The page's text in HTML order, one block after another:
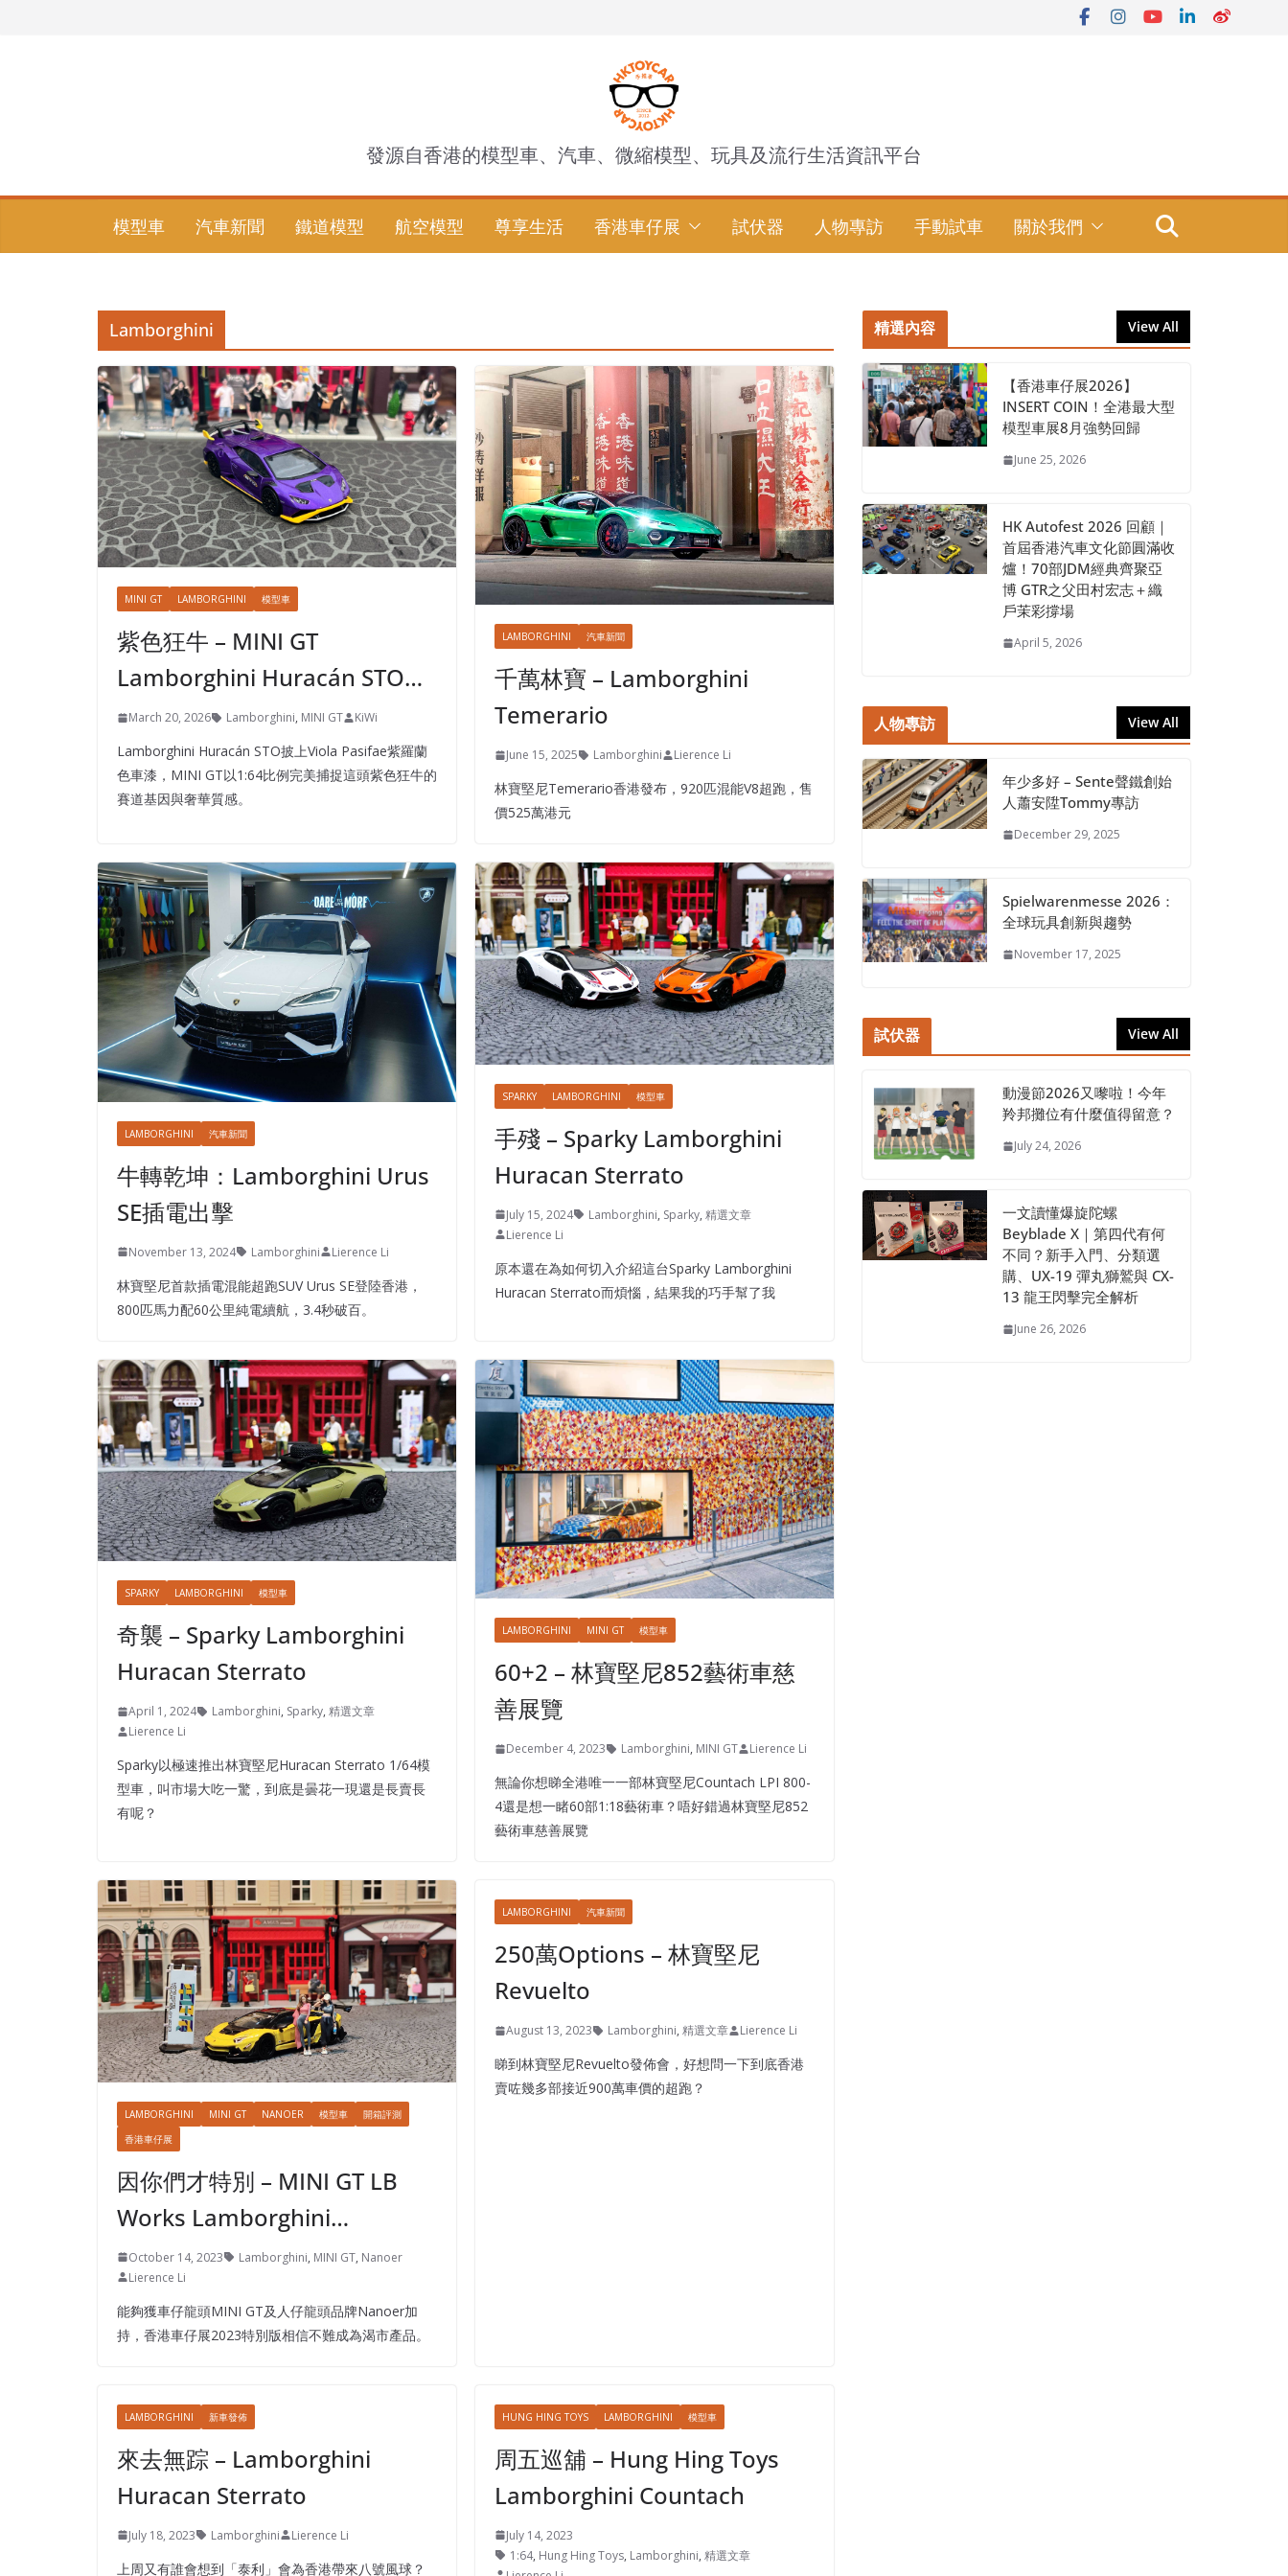
發源自香港的模型車、汽車、微縮模型、玩具及流行生活資訊平台
模型車 汽車新聞 鐵道模型 航空模型 尊享生活 香港車仔展 試伏器 人物專訪 手動試車 關於我們
Lamborghini
MINI GT LAMBORGHINI 模型車
紫色狂牛 – MINI GT
Lamborghini Huracán STO…
March 20, 2026 Lamborghini, MINI GT KiWi
Lamborghini Huracán STO披上Viola Pasifae紫羅蘭
色車漆，MINI GT以1:64比例完美捕捉這頭紫色狂牛的
賽道基因與奢華質感。
LAMBORGHINI 汽車新聞
千萬林寶 – Lamborghini
Temerario
June 15, 2025 Lamborghini Lierence Li
林寶堅尼Temerario香港發布，920匹混能V8超跑，售
價525萬港元
LAMBORGHINI 汽車新聞
牛轉乾坤：Lamborghini Urus
SE插電出擊
November 13, 2024 Lamborghini Lierence Li
林寶堅尼首款插電混能超跑SUV Urus SE登陸香港，
800匹馬力配60公里純電續航，3.4秒破百。
SPARKY LAMBORGHINI 模型車
手殘 – Sparky Lamborghini
Huracan Sterrato
July 15, 2024 Lamborghini, Sparky, 精選文章
Lierence Li
原本還在為如何切入介紹這台Sparky Lamborghini
Huracan Sterrato而煩惱，結果我的巧手幫了我
SPARKY LAMBORGHINI 模型車
奇襲 – Sparky Lamborghini
Huracan Sterrato
April 1, 2024 Lamborghini, Sparky, 精選文章
Lierence Li
Sparky以極速推出林寶堅尼Huracan Sterrato 1/64模
型車，叫市場大吃一驚，到底是曇花一現還是長賣長
有呢？
LAMBORGHINI MINI GT 模型車
60+2 – 林寶堅尼852藝術車慈
善展覽
December 4, 2023 Lamborghini, MINI GT Lierence Li
無論你想睇全港唯一一部林寶堅尼Countach LPI 800-
4還是想一睹60部1:18藝術車？唔好錯過林寶堅尼852
藝術車慈善展覽
LAMBORGHINI MINI GT NANOER 模型車
開箱評測
香港車仔展
因你們才特別 – MINI GT LB
Works Lamborghini…
October 14, 2023 Lamborghini, MINI GT, Nanoer
Lierence Li
能夠獲車仔龍頭MINI GT及人仔龍頭品牌Nanoer加
持，香港車仔展2023特別版相信不難成為渴市產品。
LAMBORGHINI 汽車新聞
250萬Options – 林寶堅尼
Revuelto
August 13, 2023 Lamborghini, 精選文章 Lierence Li
睇到林寶堅尼Revuelto發佈會，好想問一下到底香港
賣咗幾多部接近900萬車價的超跑？
LAMBORGHINI 新車發佈
來去無踪 – Lamborghini
Huracan Sterrato
July 18, 2023 Lamborghini Lierence Li
上周又有誰會想到「泰利」會為香港帶來八號風球？
HUNG HING TOYS LAMBORGHINI 模型車
周五巡舖 – Hung Hing Toys
Lamborghini Countach
July 14, 2023
1:64, Hung Hing Toys, Lamborghini, 精選文章
精選內容 View All
【香港車仔展2026】
INSERT COIN！全港最大型
模型車展8月強勢回歸
June 25, 2026
HK Autofest 2026 回顧｜
首屆香港汽車文化節圓滿收
爐！70部JDM經典齊聚亞
博 GTR之父田村宏志＋織
戶茉彩撐場
April 5, 2026
人物專訪 View All
年少多好 – Sente聲鐵創始
人蕭安陞Tommy專訪
December 29, 2025
Spielwarenmesse 2026：
全球玩具創新與趨勢
November 17, 2025
試伏器 View All
動漫節2026又嚟啦！今年
羚邦攤位有什麼值得留意？
July 24, 2026
一文讀懂爆旋陀螺
Beyblade X｜第四代有何
不同？新手入門、分類選
購、UX-19 彈丸獅鷲與 CX-
13 龍王閃擊完全解析
June 26, 2026